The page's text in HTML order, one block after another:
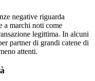
negative riguarda
a marchi noti come
legittima. In alcuni
partner di grandi catene di
attenti.